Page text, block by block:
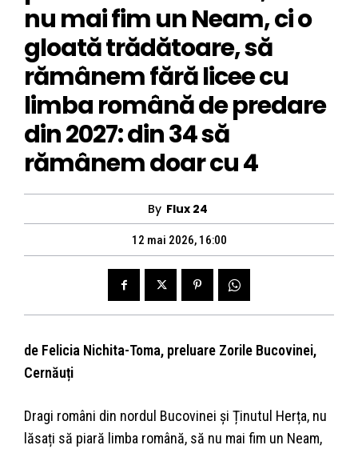
nu mai fim un Neam, ci o
gloată trădătoare, să
rămânem fără licee cu
limba română de predare
din 2027: din 34 să
rămânem doar cu 4
By Flux 24
12 mai 2026, 16:00
de Felicia Nichita-Toma, preluare Zorile Bucovinei,
Cernăuți
Dragi români din nordul Bucovinei și Ținutul Herța, nu
lăsați să piară limba română, să nu mai fim un Neam,